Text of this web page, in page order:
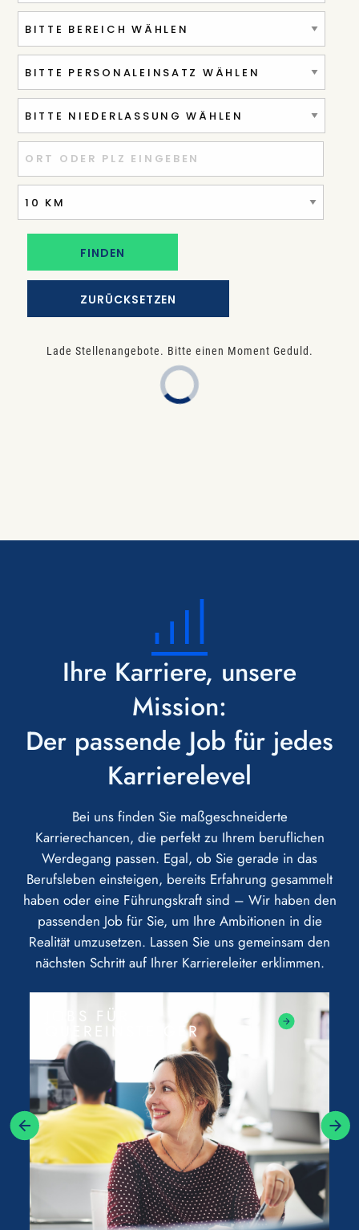
ZURÜCKSETZEN
Lade Stellenangebote. Bitte einen Moment Geduld.
Ihre Karriere, unsere
Mission:
Der passende Job für jedes
Karrierelevel
Bei uns finden Sie maßgeschneiderte
Karrierechancen, die perfekt zu Ihrem beruflichen
Werdegang passen. Egal, ob Sie gerade in das
Berufsleben einsteigen, bereits Erfahrung gesammelt
haben oder eine Führungskraft sind – Wir haben den
passenden Job für Sie, um Ihre Ambitionen in die
Realität umzusetzen. Lassen Sie uns gemeinsam den
nächsten Schritt auf Ihrer Karriereleiter erklimmen.
JOBS FÜR
QUEREINSTEIGER